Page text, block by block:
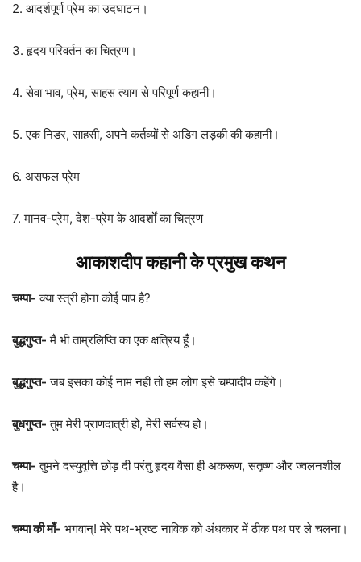
2. आदर्शपूर्ण प्रेम का उदघाटन।
3. हृदय परिवर्तन का चित्रण।
4. सेवा भाव, प्रेम, साहस त्याग से परिपूर्ण कहानी।
5. एक निडर, साहसी, अपने कर्तव्यों से अडिग लड़की की कहानी।
6. असफल प्रेम
7. मानव-प्रेम, देश-प्रेम के आदर्शों का चित्रण
आकाशदीप कहानी के प्रमुख कथन
चम्पा- क्या स्त्री होना कोई पाप है?
बुद्धगुप्त- मैं भी ताम्रलिप्ति का एक क्षत्रिय हूँ।
बुद्धगुप्त- जब इसका कोई नाम नहीं तो हम लोग इसे चम्पादीप कहेंगे।
बुधगुप्त- तुम मेरी प्राणदात्री हो, मेरी सर्वस्य हो।
चम्पा- तुमने दस्युवृत्ति छोड़ दी परंतु हृदय वैसा ही अकरूण, सतृष्ण और ज्वलनशील
है।
चम्पा की माँ- भगवान्! मेरे पथ-भ्रष्ट नाविक को अंधकार में ठीक पथ पर ले चलना।